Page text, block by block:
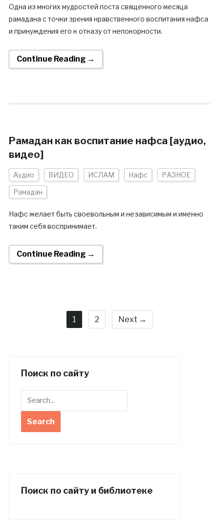
Одна из многих мудростей поста священного месяца
рамадана с точки зрения нравственного воспитания нафса
и принуждения его к отказу от непокорности.
Continue Reading →
Рамадан как воспитание нафса [аудио,
видео]
Аудио ВИДЕО ИСЛАМ Нафс РАЗНОЕ
Рамадан
Нафс желает быть своевольным и независимым и именно
таким себя воспринимает.
Continue Reading →
1 2 Next →
Поиск по сайту
Поиск по сайту и библиотеке